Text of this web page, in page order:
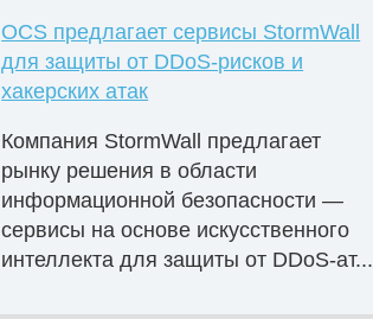
OCS предлагает сервисы StormWall
для защиты от DDoS-рисков и
хакерских атак
Компания StormWall предлагает
рынку решения в области
информационной безопасности —
сервисы на основе искусственного
интеллекта для защиты от DDoS-ат...